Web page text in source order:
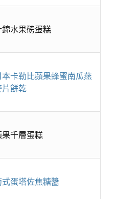
錦水果磅蛋糕
本卡勒比蘋果蜂蜜南瓜燕
片餅乾
果千層蛋糕
式蛋塔佐焦糖醬